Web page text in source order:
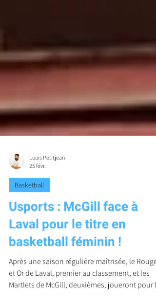
Louis Petitjean
25 févr.
Basketball
Usports : McGill face à
Laval pour le titre en
basketball féminin !
Après une saison régulière maîtrisée, le Rouge